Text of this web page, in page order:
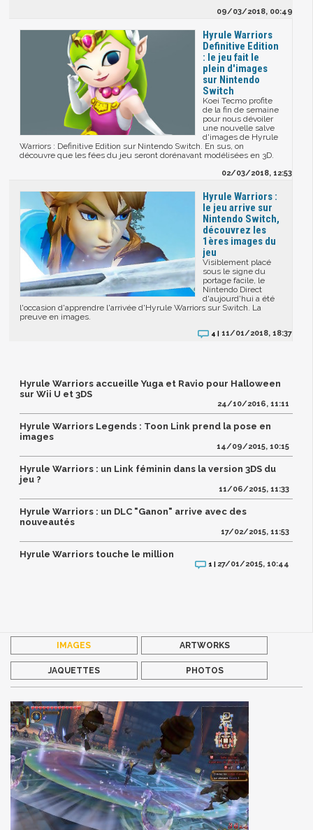
09/03/2018, 00:49
Hyrule Warriors
Definitive Edition
: le jeu fait le
plein d'images
sur Nintendo
Switch
Koei Tecmo profite
de la fin de semaine
pour nous dévoiler
une nouvelle salve
d'images de Hyrule
Warriors : Definitive Edition sur Nintendo Switch. En sus, on
découvre que les fées du jeu seront dorénavant modélisées en 3D.
02/03/2018, 12:53
Hyrule Warriors :
le jeu arrive sur
Nintendo Switch,
découvrez les
1ères images du
jeu
Visiblement placé
sous le signe du
portage facile, le
Nintendo Direct
d'aujourd'hui a été
l'occasion d'apprendre l'arrivée d'Hyrule Warriors sur Switch. La
preuve en images.
4 | 11/01/2018, 18:37
Hyrule Warriors accueille Yuga et Ravio pour Halloween
sur Wii U et 3DS
24/10/2016, 11:11
Hyrule Warriors Legends : Toon Link prend la pose en
images
14/09/2015, 10:15
Hyrule Warriors : un Link féminin dans la version 3DS du
jeu ?
11/06/2015, 11:33
Hyrule Warriors : un DLC "Ganon" arrive avec des
nouveautés
17/02/2015, 11:53
Hyrule Warriors touche le million
1 | 27/01/2015, 10:44
IMAGES ARTWORKS
JAQUETTES PHOTOS